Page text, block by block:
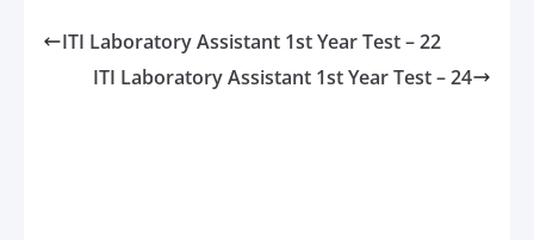
ITI Laboratory Assistant 1st Year Test – 22
ITI Laboratory Assistant 1st Year Test – 24